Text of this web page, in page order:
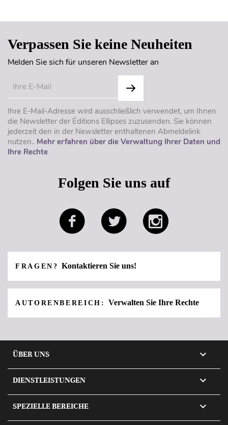
Verpassen Sie keine Neuheiten
Melden Sie sich für unseren Newsletter an
Ihre E-Mail-Adresse wird ausschließlich verwendet, um Ihnen
die Newsletter der Éditions Ellipses zuzusenden. Sie können
jederzeit den in der Newsletter enthaltenen Abmeldelink
nutzen.. Mehr erfahren über die Verwaltung Ihrer Daten und
Ihre Rechte
Folgen Sie uns auf
FRAGEN?Kontaktieren Sie uns!
AUTORENBEREICH:Verwalten Sie Ihre Rechte
ÜBER UNS 
DIENSTLEISTUNGEN 
SPEZIELLE BEREICHE 